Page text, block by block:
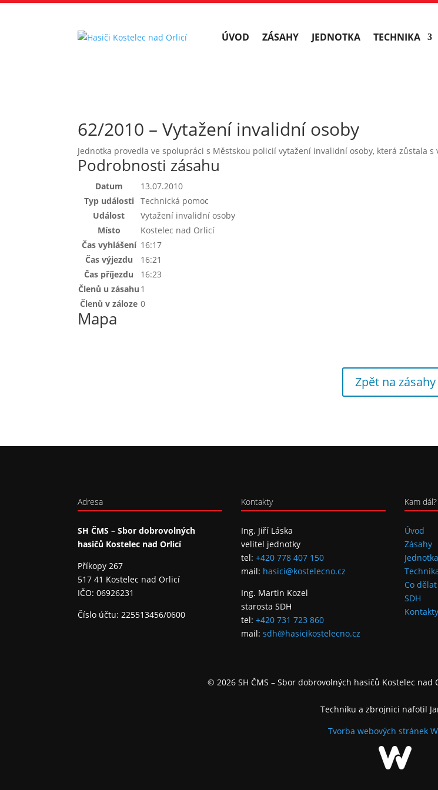
ÚVOD ZÁSAHY JEDNOTKA TECHNIKA
62/2010 – Vytažení invalidní osoby
Jednotka provedla ve spolupráci s Městskou policií vytažení invalidní osoby, která zůstala
Podrobnosti zásahu
Datum
13.07.2010
Typ události
Technická pomoc
Událost
Vytažení invalidní osoby
Místo
Kostelec nad Orlicí
Čas vyhlášení 16:17
Čas výjezdu
16:21
Čas příjezdu
16:23
Členů u zásahu 1
Členů v záloze 0
Mapa
Zpět na zásahy
Adresa
SH ČMS – Sbor dobrovolných
hasičů Kostelec nad Orlicí
Příkopy 267
517 41 Kostelec nad Orlicí
IČO: 06926231
Číslo účtu: 225513456/0600
Kontakty
Ing. Jiří Láska
velitel jednotky
tel:+420 778 407 150
mail: hasici@kostelecno.cz
Ing. Martin Kozel
starosta SDH
tel:+420 731 723 860
mail:sdh@hasicikostelecno.cz
Kam dál?
Úvod
Zásahy
Jednotka
Co
SDH
Kontakty
© 2026 SH ČMS – Sbor dobrovolných hasičů Kostelec nad
Techniku a zbrojnici nafotil
Tvorba webových stránek